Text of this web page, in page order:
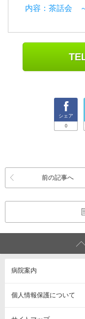
内容：茶話会
シェア
0
前の記事へ
病院案内
個人情報保護について